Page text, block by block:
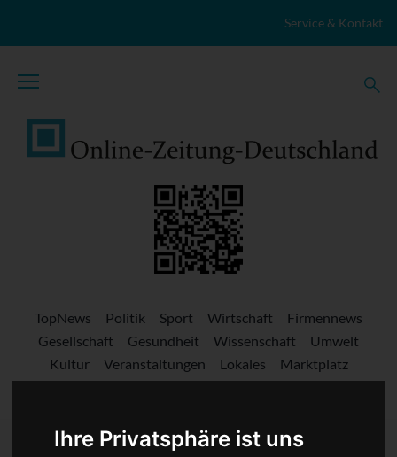
Ihre Privatsphäre ist uns
Service & Kontakt
TopNews Politik Sport Wirtschaft
Firmennews
Gesellschaft
Gesundheit Wissenschaft
Umwelt
Kultur
Veranstaltungen Lokales
Marktplatz
Stellenangebote